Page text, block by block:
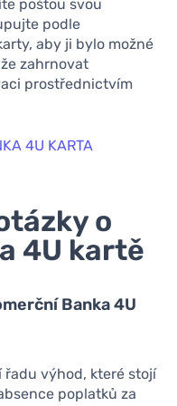
poštou svou
podle
aby ji bylo možné
zahrnovat
prostřednictvím
4U KARTA
o
4U kartě
Banka 4U
řadu výhod, které stojí
poplatků za